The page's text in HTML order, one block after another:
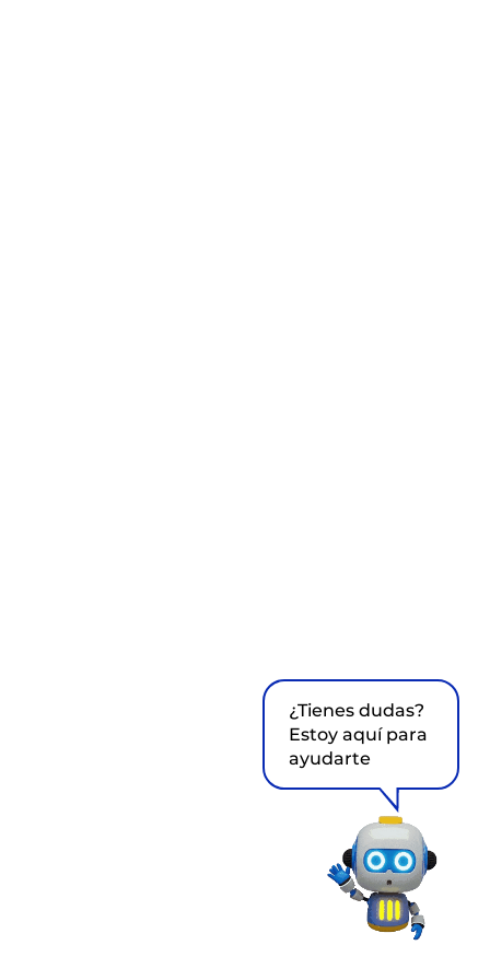
¿Tienes dudas?
Estoy aquí para
ayudarte